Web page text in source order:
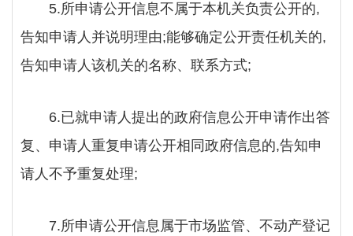
5.所申请公开信息不属于本机关负责公开的,
告知申请人并说明理由;能够确定公开责任机关的,
告知申请人该机关的名称、联系方式;
6.已就申请人提出的政府信息公开申请作出答
复、申请人重复申请公开相同政府信息的,告知申
请人不予重复处理;
7.所申请公开信息属于市场监管、不动产登记